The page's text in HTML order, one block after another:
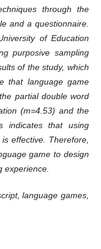
through the
and a questionnaire.
of Education
purposive sampling
of the study, which
that language game
partial double word
(m=4.53) and the
indicates that using
effective. Therefore,
game to design
experience.
language games,